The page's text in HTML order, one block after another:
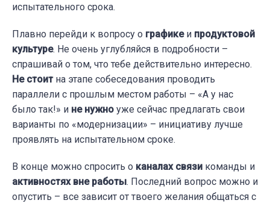
испытательного срока.
Плавно перейди к вопросу о графике и продуктовой
культуре. Не очень углубляйся в подробности –
спрашивай о том, что тебе действительно интересно.
Не стоитна этапе собеседования проводить
параллели с прошлым местом работы – «А у нас
было так!» и не нужно уже сейчас предлагать свои
варианты по «модернизации» – инициативу лучше
проявлять на испытательном сроке.
В конце можно спросить о каналах связи команды и
активностях вне работы. Последний вопрос можно и
опустить – все зависит от твоего желания общаться с